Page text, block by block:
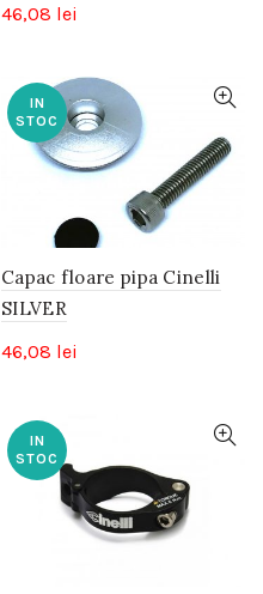
46,08 lei
IN
STOC
Capac floare pipa Cinelli
SILVER
46,08 lei
IN
STOC